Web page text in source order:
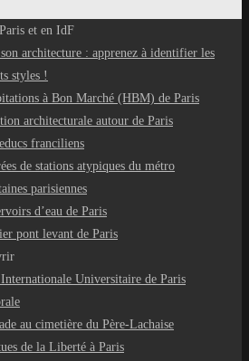
et en IdF
architecture : apprenez à identifier les
styles !
à Bon Marché (HBM) de Paris
architecturale autour de Paris
franciliens
de stations atypiques du métro
parisiennes
d’eau de Paris
pont levant de Paris
Universitaire de Paris
au cimetière du Père-Lachaise
de la Liberté à Paris